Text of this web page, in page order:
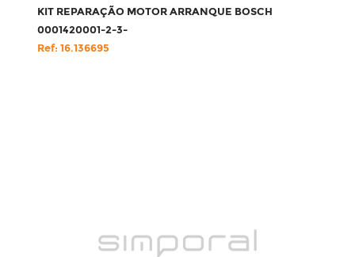
KIT REPARAÇÃO MOTOR ARRANQUE BOSCH
0001420001-2-3-
Ref: 16.136695